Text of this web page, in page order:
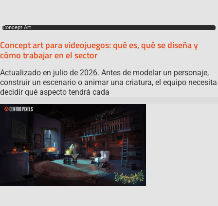
Concept Art
Concept art para videojuegos: qué es, qué se diseña y
cómo trabajar en el sector
Actualizado en julio de 2026. Antes de modelar un personaje,
construir un escenario o animar una criatura, el equipo necesita
decidir qué aspecto tendrá cada